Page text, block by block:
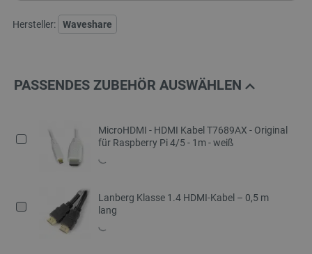
Hersteller: Waveshare
PASSENDES ZUBEHÖR AUSWÄHLEN
MicroHDMI - HDMI Kabel T7689AX - Original
für Raspberry Pi 4/5 - 1m - weiß
Lanberg Klasse 1.4 HDMI-Kabel – 0,5 m
lang